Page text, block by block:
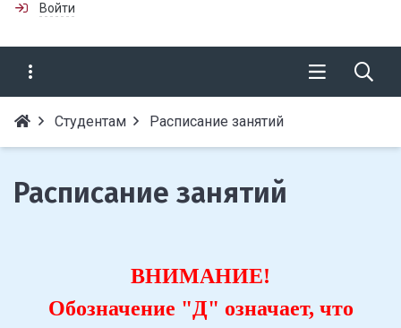
Войти
Студентам Расписание занятий
Расписание занятий
ВНИМАНИЕ!
Обозначение "Д" означает, что